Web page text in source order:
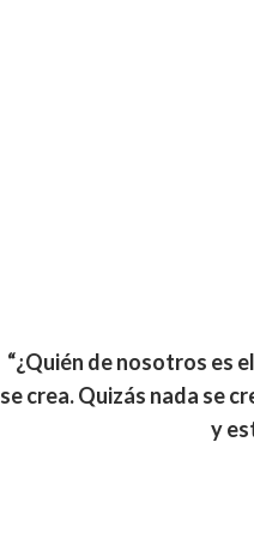
“¿Quién de nosotros es
se crea. Quizás nada se
y